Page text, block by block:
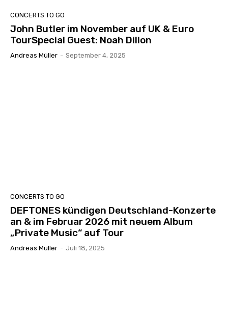
CONCERTS TO GO
John Butler im November auf UK & Euro
TourSpecial Guest: Noah Dillon
Andreas Müller - September 4, 2025
CONCERTS TO GO
DEFTONES kündigen Deutschland-Konzerte
an & im Februar 2026 mit neuem Album
„Private Music“ auf Tour
Andreas Müller - Juli 18, 2025